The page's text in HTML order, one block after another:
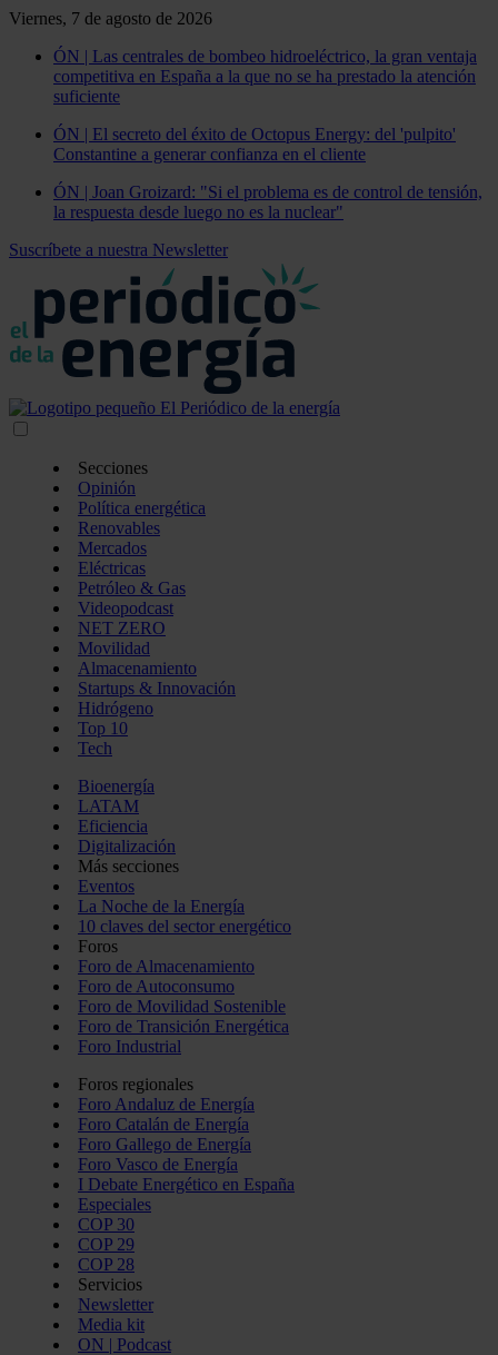
Viernes, 7 de agosto de 2026
ÓN | Las centrales de bombeo hidroeléctrico, la gran ventaja
competitiva en España a la que no se ha prestado la atención
suficiente
ÓN | El secreto del éxito de Octopus Energy: del 'pulpito'
Constantine a generar confianza en el cliente
ÓN | Joan Groizard: "Si el problema es de control de tensión,
la respuesta desde luego no es la nuclear"
Suscríbete a nuestra Newsletter
Secciones
Opinión
Política energética
Renovables
Mercados
Eléctricas
Petróleo & Gas
Videopodcast
NET ZERO
Movilidad
Almacenamiento
Startups & Innovación
Hidrógeno
Top 10
Tech
Bioenergía
LATAM
Eficiencia
Digitalización
Más secciones
Eventos
La Noche de la Energía
10 claves del sector energético
Foros
Foro de Almacenamiento
Foro de Autoconsumo
Foro de Movilidad Sostenible
Foro de Transición Energética
Foro Industrial
Foros regionales
Foro Andaluz de Energía
Foro Catalán de Energía
Foro Gallego de Energía
Foro Vasco de Energía
I Debate Energético en España
Especiales
COP 30
COP 29
COP 28
Servicios
Newsletter
Media kit
ON | Podcast